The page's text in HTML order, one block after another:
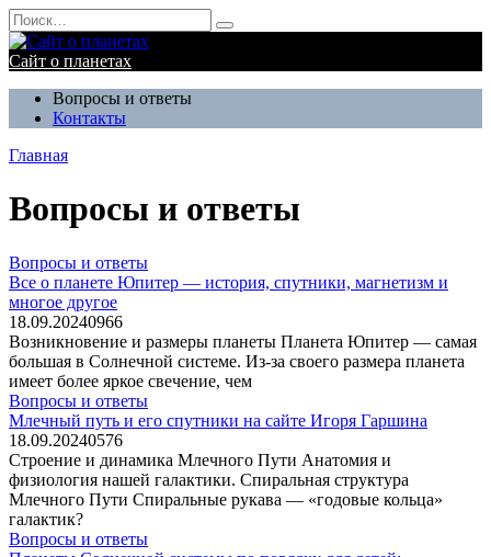
Перейти
к
содержанию
Search
for:
Сайт о планетах
Вопросы и ответы
Контакты
Главная
Вопросы и ответы
Вопросы и ответы
Все о планете Юпитер — история, спутники, магнетизм и
многое другое
18.09.20240966
Возникновение и размеры планеты Планета Юпитер — самая
большая в Солнечной системе. Из-за своего размера планета
имеет более яркое свечение, чем
Вопросы и ответы
Млечный путь и его спутники на сайте Игоря Гаршина
18.09.20240576
Строение и динамика Млечного Пути Анатомия и
физиология нашей галактики. Спиральная структура
Млечного Пути Спиральные рукава — «годовые кольца»
галактик?
Вопросы и ответы